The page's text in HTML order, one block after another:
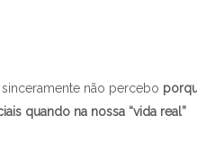
não percebo
quando na nossa “vida real”